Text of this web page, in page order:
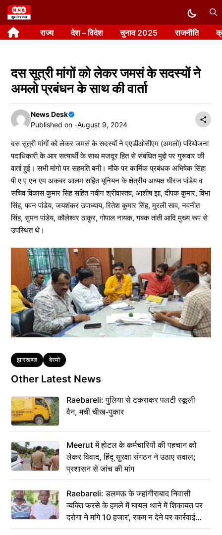
Skip
to
content राज्य देश – विदेश चुनाव 2025 राजनीति
दस सूत्री मांगों को लेकर जमसं के सदस्यों ने
अमलो प्रबंधन के साथ की वार्ता
News Desk
Published on -August 9, 2024
दस सूत्री मांगों को लेकर जमसं के सदस्यों ने एएडीओसीएम (अमलो) परियोजना
पदाधिकारी के आर सत्यार्थी के साथ मजदूर हित से संबंधित मुद्दो पर गुरूवार की
वार्ता हुई। सभी मांगो पर सहमति बनी। मौके पर कार्मिक प्रबंधक अभिषेक सिंहा
पी ए ए एन एम अकबर आलम सहित यूनियन के क्षेत्रीय अध्यक्ष धीरज पांडेय व
सचिव विकास कुमार सिंह सहित नवीन श्रीवास्तव, आशीष झा, दीपक कुमार, विभा
सिंह, पवन पांडेय, जयशंकर उपाध्याय, रितेश कुमार सिंह, मुरली साव, नवनीत
सिंह, सुमन पांडेय, कौलेश्वर ठाकुर, गोपाल नायक, गबक तांती आदि मुख्य रूप से
उपस्थित थे।
Tags
झारखण्ड बेरमो
Other Latest News
Raebareli: पुलिया से टकराकर पलटी स्कूली
वैन, मची चीख-पुकार
Meerut में होटल के कर्मचारियों की पहचान को
लेकर विवाद, हिंदू सुरक्षा संगठन ने उठाए सवाल;
प्रशासन से जांच की मांग
Raebareli: डलमऊ के जहांगीराबाद निवासी
व्यक्ति फरसे के हमले में घायल थाने में शिकायत पर
दरोगा ने मांगे 10 हजार’, रकम न देने पर कार्रवाई
ठंडी!